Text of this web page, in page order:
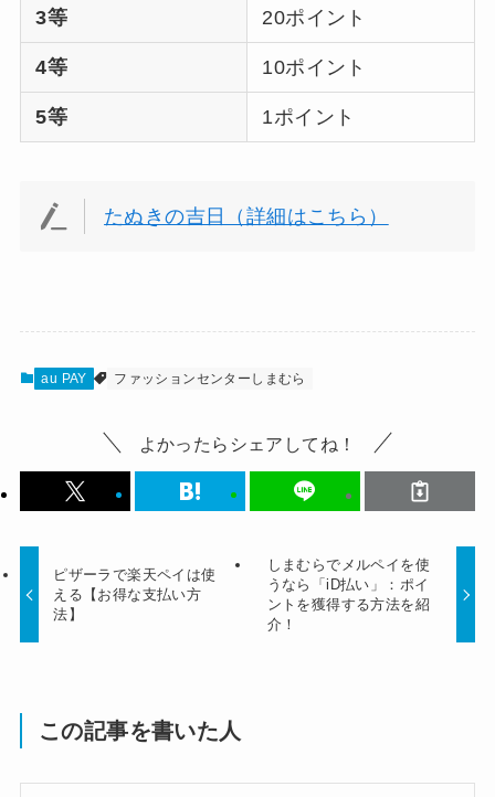
3等 20ポイント
4等 10ポイント
5等 1ポイント
たぬきの吉日（詳細はこちら）
au PAY ファッションセンターしまむら
よかったらシェアしてね！
ピザーラで楽天ペイは使
える【お得な支払い方
法】
しまむらでメルペイを使
うなら「iD払い」：ポイ
ントを獲得する方法を紹
介！
この記事を書いた人